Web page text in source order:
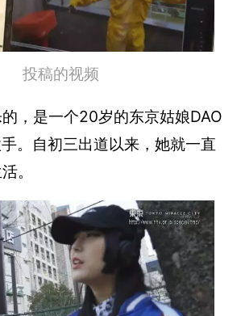
投稿的视频
，是一个20岁的东京姑娘DAO
。自初三出道以来，她就一直
。